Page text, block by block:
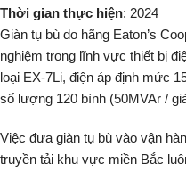
Thời gian thực hiện: 2024
Giàn tụ bù do hãng Eaton’s
nghiệm trong lĩnh vực thiết bị
loại EX-7Li, điện áp định mức
số lượng 120 bình (50MVAr /
Việc đưa giàn tụ bù vào vận
truyền tải khu vực miền Bắc